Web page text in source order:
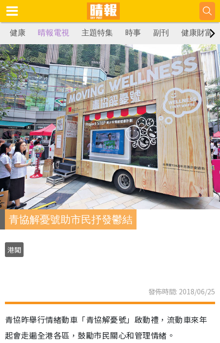
健康 晴報電視 主題特集 時事 副刊 健康財富
青協解憂號助市民抒發鬱結
港聞
發佈時間: 2018/06/25
青協昨舉行情緒動車「青協解憂號」啟動禮，流動車來年
起會走遍全港各區，鼓勵市民關心和管理情緒。